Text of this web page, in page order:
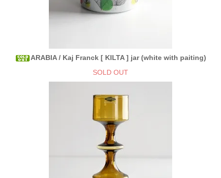
ARABIA / Kaj Franck [ KILTA ] jar (white with paiting)
SOLD OUT